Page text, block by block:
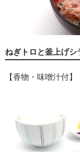
ねぎトロと釜上げシ
【香物・味噌汁付】